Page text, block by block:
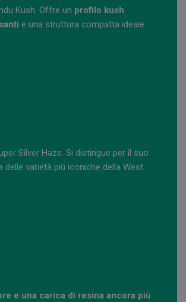
Kush. Offre un profilo kush
e una struttura compatta ideale
Silver Haze. Si distingue per il suo
delle varietà più iconiche della West
e una carica di resina ancora più